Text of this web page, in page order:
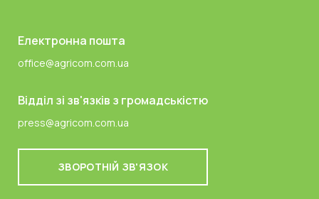
Електронна пошта
office@agricom.com.ua
Відділ зі зв'язків з громадськістю
press@agricom.com.ua
ЗВОРОТНІЙ ЗВ'ЯЗОК